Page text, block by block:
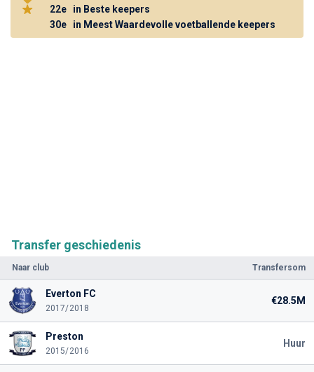
Transfer geschiedenis
Naar club Transfersom
Everton FC
2017/2018
€28.5M
Preston
2015/2016
Huur
22e
in Beste keepers
30e
in Meest Waardevolle voetballende keepers